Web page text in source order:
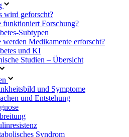
wird geforscht?
funktioniert Forschung?
Subtypen
werden Medikamente erforscht?
und KI
Studien – Übersicht
und Symptome
und Entstehung
Syndrom